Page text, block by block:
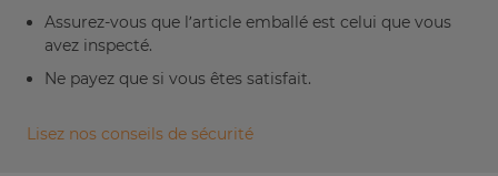
Assurez-vous que l’article emballé est celui que vous
avez inspecté.
Ne payez que si vous êtes satisfait.
Lisez nos conseils de sécurité